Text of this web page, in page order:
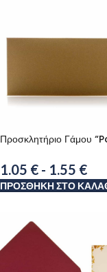
Προσκλητήριο Γάμου
1.05 € - 1.55 €
ΠΡΟΣΘΉΚΗ ΣΤΟ